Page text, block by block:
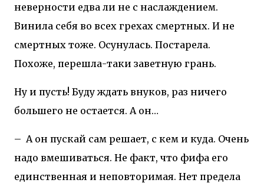
неверности едва ли не с наслаждением.
Винила себя во всех грехах смертных. И не
смертных тоже. Осунулась. Постарела.
Похоже, перешла-таки заветную грань.
Ну и пусть! Буду ждать внуков, раз ничего
большего не остается. А он…
– А он пускай сам решает, с кем и куда. Очень
надо вмешиваться. Не факт, что фифа его
единственная и неповторимая. Нет предела